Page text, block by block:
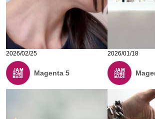
2026/02/25
Magenta 5
2026/01/18